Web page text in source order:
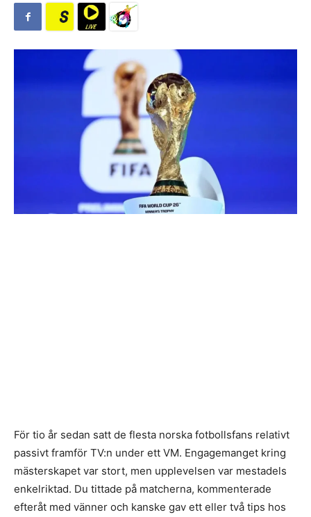
För tio år sedan satt de flesta norska fotbollsfans relativt
passivt framför TV:n under ett VM. Engagemanget kring
mästerskapet var stort, men upplevelsen var mestadels
enkelriktad. Du tittade på matcherna, kommenterade
efteråt med vänner och kanske gav ett eller två tips hos